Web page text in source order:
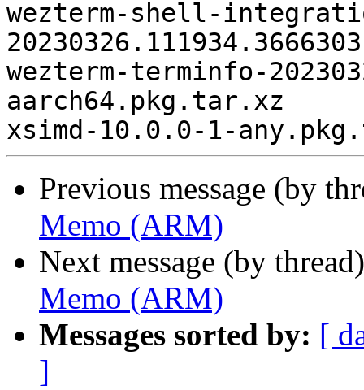
Previous message (by
Memo (ARM)
Next message (by
Memo (ARM)
Messages sorted by: [
]